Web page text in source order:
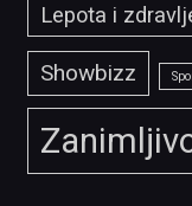
Lepota i
Showbizz